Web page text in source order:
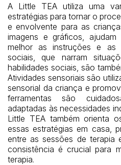
A Little TEA utiliza uma
estratégias para tornar o
e envolvente para as
imagens e gráficos,
melhor as instruções e as
sociais, que narram
habilidades sociais, são
Atividades sensoriais são
sensorial da criança e
ferramentas são
adaptadas às necessidades
Little TEA também orienta
essas estratégias em casa,
entre as sessões de terapia
consistência é crucial para
terapia.